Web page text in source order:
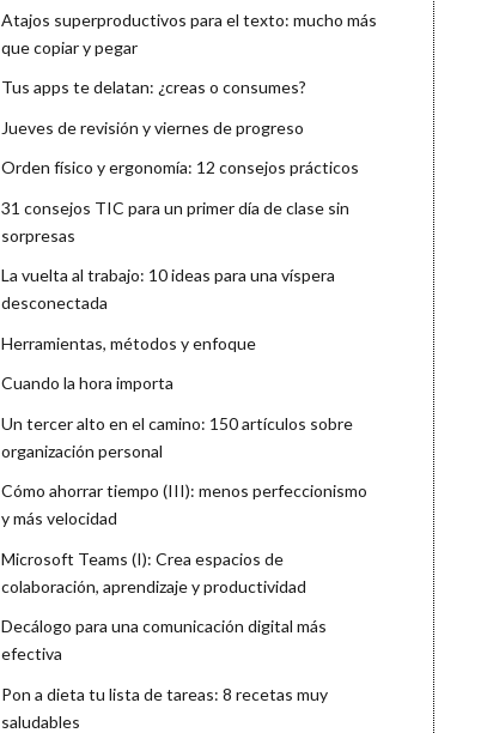
Atajos superproductivos para el texto: mucho más
que copiar y pegar
Tus apps te delatan: ¿creas o consumes?
Jueves de revisión y viernes de progreso
Orden físico y ergonomía: 12 consejos prácticos
31 consejos TIC para un primer día de clase sin
sorpresas
La vuelta al trabajo: 10 ideas para una víspera
desconectada
Herramientas, métodos y enfoque
Cuando la hora importa
Un tercer alto en el camino: 150 artículos sobre
organización personal
Cómo ahorrar tiempo (III): menos perfeccionismo
y más velocidad
Microsoft Teams (I): Crea espacios de
colaboración, aprendizaje y productividad
Decálogo para una comunicación digital más
efectiva
Pon a dieta tu lista de tareas: 8 recetas muy
saludables